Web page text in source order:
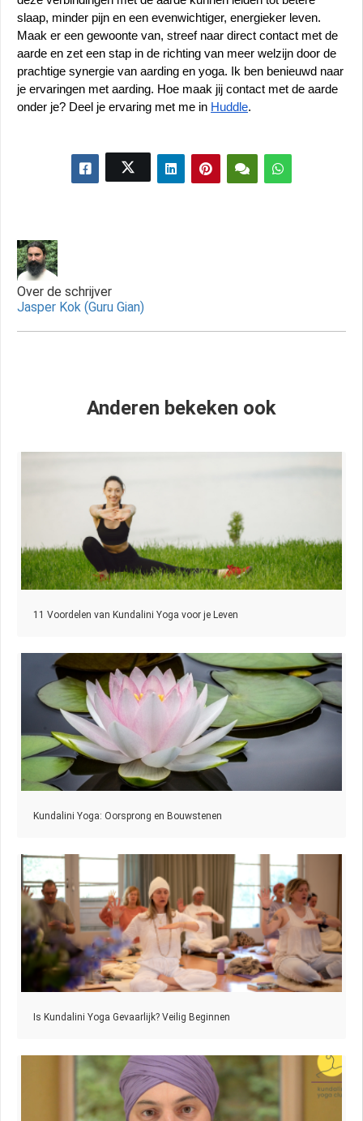
slaap, minder pijn en een evenwichtiger, energieker leven.
Maak er een gewoonte van, streef naar direct contact met de
aarde en zet een stap in de richting van meer welzijn door de
prachtige synergie van aarding en yoga. Ik ben benieuwd naar
je ervaringen met aarding. Hoe maak jij contact met de aarde
onder je? Deel je ervaring met me in Huddle.
Over de schrijver
Jasper Kok (Guru Gian)
Anderen bekeken ook
11 Voordelen van Kundalini Yoga voor je Leven
Kundalini Yoga: Oorsprong en Bouwstenen
Is Kundalini Yoga Gevaarlijk? Veilig Beginnen